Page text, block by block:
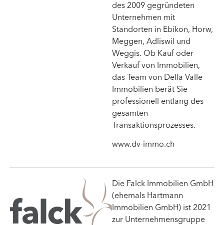
des 2009 gegründeten
Unternehmen mit
Standorten in Ebikon, Horw,
Meggen, Adliswil und
Weggis. Ob Kauf oder
Verkauf von Immobilien,
das Team von Della Valle
Immobilien berät Sie
professionell entlang des
gesamten
Transaktionsprozesses.
www.dv-immo.ch
Die Falck Immobilien GmbH
(ehemals Hartmann
Immobilien GmbH) ist 2021
zur Unternehmensgruppe